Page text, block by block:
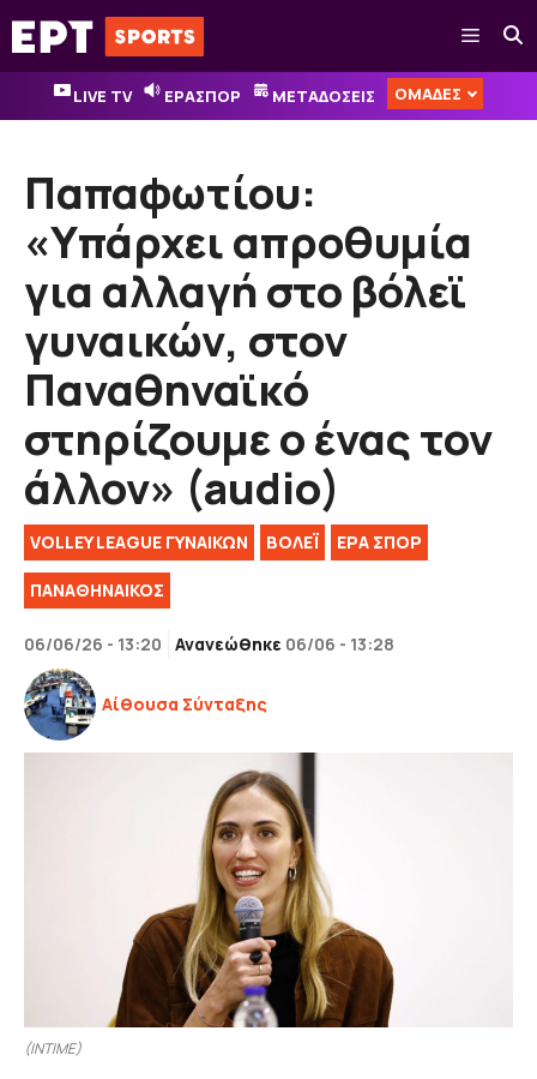
Μετάβαση
σε
περιεχόμενο
Μενού
LIVE TV ΕΡΑΣΠΟΡ ΜΕΤΑΔΟΣΕΙΣ ΟΜΑΔΕΣ
Παπαφωτίου:
«Υπάρχει απροθυμία
για αλλαγή στο βόλεϊ
γυναικών, στον
Παναθηναϊκό
στηρίζουμε ο ένας τον
άλλον» (audio)
VOLLEY LEAGUE ΓΥΝΑΙΚΏΝ ΒOΛΕΪ ΕΡΑ ΣΠΟΡ
ΠΑΝΑΘΗΝΑΙΚΟΣ
06/06/26 - 13:20 Ανανεώθηκε 06/06 - 13:28
Αίθουσα Σύνταξης
(INTIME)